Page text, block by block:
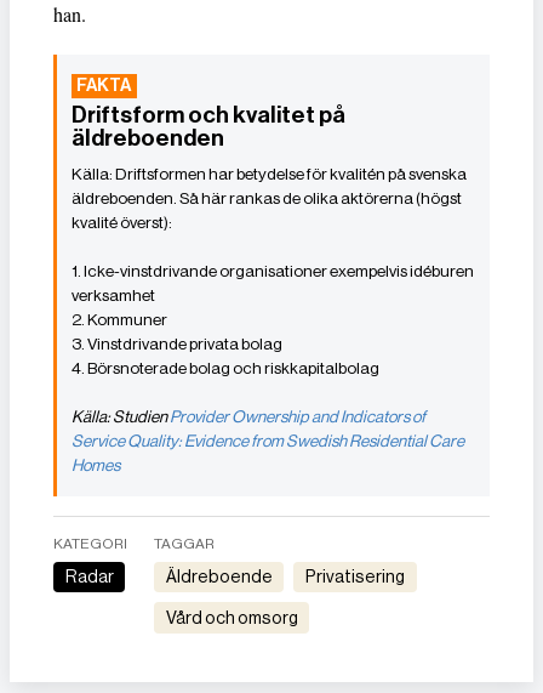
han.
Driftsform och kvalitet på
äldreboenden
Driftsformen har betydelse för kvalitén på svenska
äldreboenden. Så här rankas de olika aktörerna (högst
kvalité överst):
1. Icke-vinstdrivande organisationer exempelvis idéburen
verksamhet
2. Kommuner
3. Vinstdrivande privata bolag
4. Börsnoterade bolag och riskkapitalbolag
Källa: StudienProvider Ownership and Indicators of
Service Quality: Evidence from Swedish Residential Care
Homes
KATEGORI
Radar
TAGGAR
Äldreboende Privatisering
Vård och omsorg